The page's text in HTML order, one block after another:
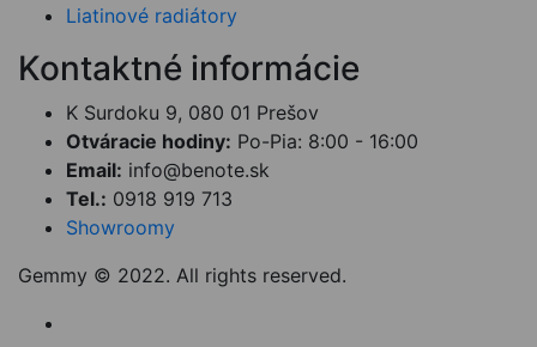
Liatinové radiátory
Kontaktné informácie
K Surdoku 9, 080 01 Prešov
Otváracie hodiny: Po-Pia: 8:00 - 16:00
Email: info@benote.sk
Tel.: 0918 919 713
Showroomy
Gemmy © 2022. All rights reserved.